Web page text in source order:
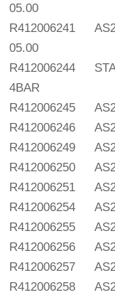
05.00
R412006241
05.00
R412006244
4BAR
R412006245
R412006246
R412006249
R412006250
R412006251
R412006254
R412006255
R412006256
R412006257
R412006258